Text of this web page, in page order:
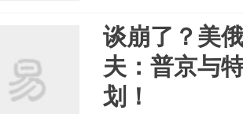
谈崩了？美
夫：普京与
划！